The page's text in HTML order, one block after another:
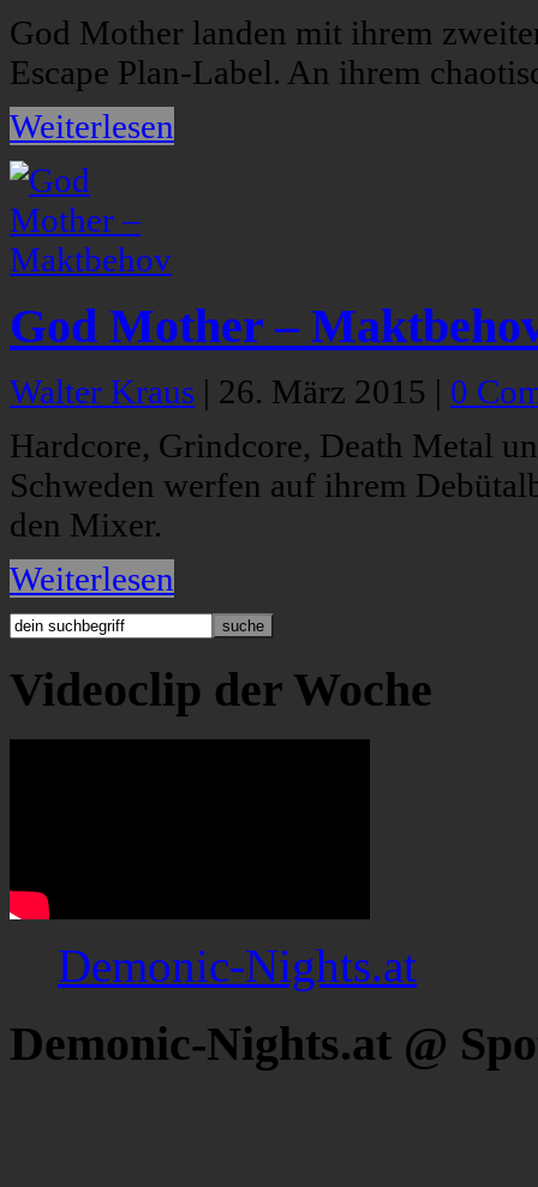
God Mother landen mit ihrem
Escape Plan-Label. An ihrem
Weiterlesen
God Mother –
Walter Kraus | 26. März 2015 | 0
Hardcore, Grindcore, Death Metal
Schweden werfen auf ihrem
den Mixer.
Weiterlesen
Videoclip der Woche
Demonic-Nights.at
Demonic-Nights.at @